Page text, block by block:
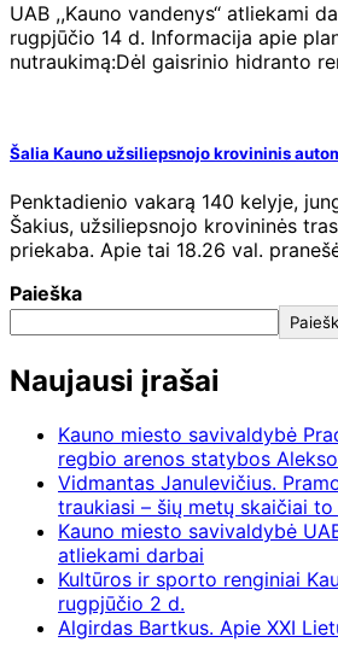
UAB ,,Kauno vandenys“ atliekami
rugpjūčio 14 d. Informacija apie
nutraukimą:Dėl gaisrinio hidranto
Šalia Kauno užsiliepsnojo krovininis
Penktadienio vakarą 140 kelyje,
Šakius, užsiliepsnojo krovininės
priekaba. Apie tai 18.26 val.
Paieška
Naujausi įrašai
Kauno miesto savivaldybė
regbio arenos statybos
Vidmantas Janulevičius.
traukiasi – šių metų skaičiai to
Kauno miesto savivaldybė
atliekami darbai
Kultūros ir sporto renginiai
rugpjūčio 2 d.
Algirdas Bartkus. Apie XXI